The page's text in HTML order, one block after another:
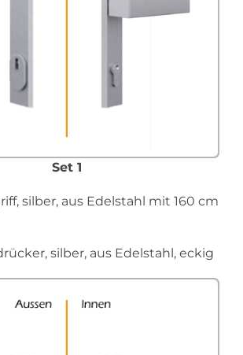
Set 1
silber, aus Edelstahl mit 160 cm
silber, aus Edelstahl, eckig